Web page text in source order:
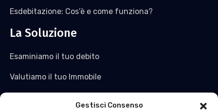
Gestisci Consenso
Esdebitazione: Cos’è e come funziona?
La Soluzione
Esaminiamo il tuo debito
Valutiamo il tuo Immobile